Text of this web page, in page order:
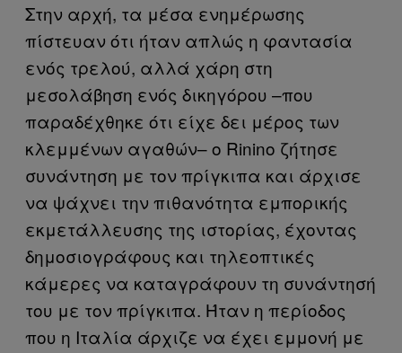
Στην αρχή, τα μέσα ενημέρωσης
πίστευαν ότι ήταν απλώς η φαντασία
ενός τρελού, αλλά χάρη στη
μεσολάβηση ενός δικηγόρου –που
παραδέχθηκε ότι είχε δει μέρος των
κλεμμένων αγαθών– ο Rinino ζήτησε
συνάντηση με τον πρίγκιπα και άρχισε
να ψάχνει την πιθανότητα εμπορικής
εκμετάλλευσης της ιστορίας, έχοντας
δημοσιογράφους και τηλεοπτικές
κάμερες να καταγράφουν τη συνάντησή
του με τον πρίγκιπα. Ήταν η περίοδος
που η Ιταλία άρχιζε να έχει εμμονή με